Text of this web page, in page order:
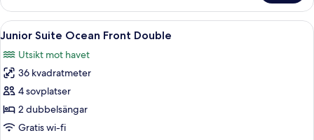
Suite
Ocean
View
Öppna
alla
foton
för
Junior
Suite
Ocean
Ett hotellrum med två sängar, var
3
Junior Suite Ocean Front Double
Utsikt mot havet
36 kvadratmeter
4 sovplatser
2 dubbelsängar
Gratis wi-fi